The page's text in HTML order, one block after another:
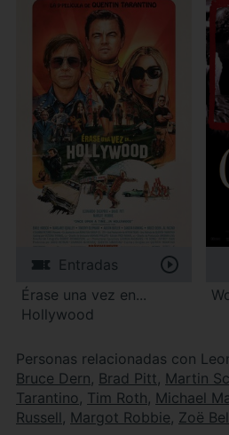
Entradas
Érase una vez en...
Hollywood
Personas relacionadas con
Bruce Dern, Brad Pitt, Martin
Tarantino, Tim Roth, Michael
Russell , Margot Robbie, Zoë